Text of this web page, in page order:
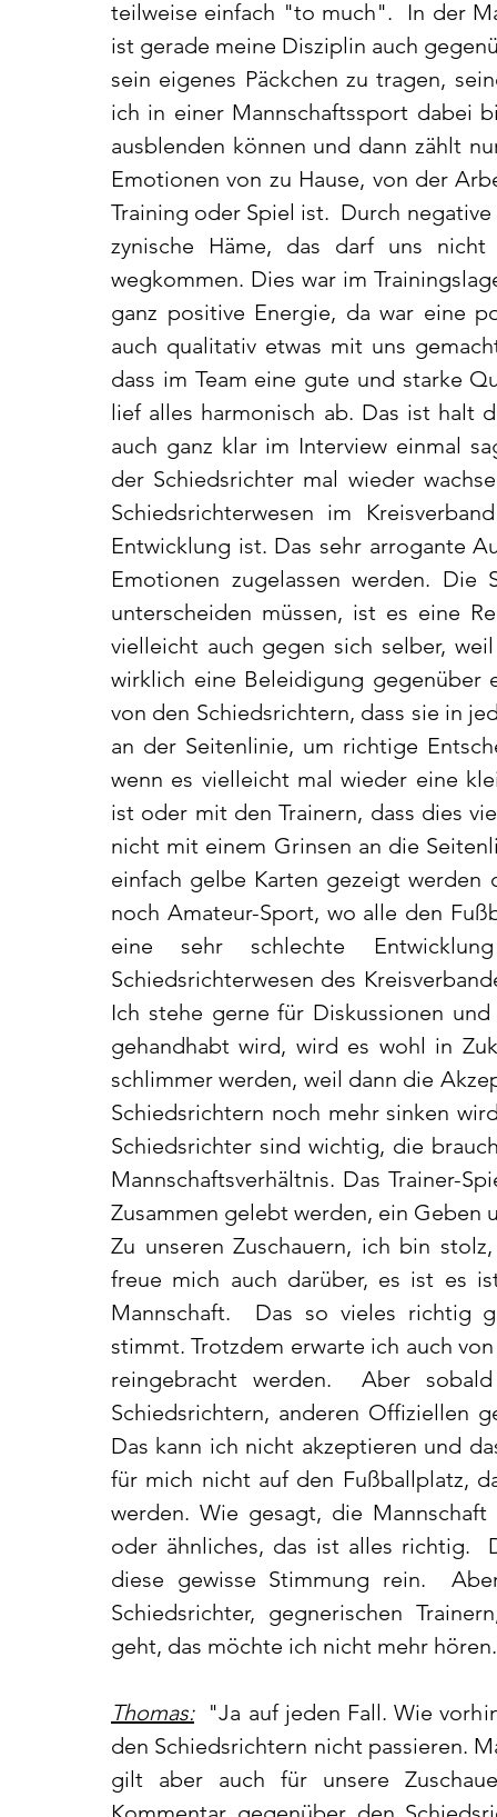
teilweise einfach "to much".  In der
ist gerade meine Disziplin auch
sein eigenes Päckchen zu tragen,
ich in einer Mannschaftssport dabei
ausblenden können und dann zählt
Emotionen von zu Hause, von der
Training oder Spiel ist.  Durch
zynische Häme, das darf uns
wegkommen. Dies war im
ganz positive Energie, da war eine
auch qualitativ etwas mit uns
dass im Team eine gute und starke
lief alles harmonisch ab. Das ist halt
auch ganz klar im Interview einmal
der Schiedsrichter mal wieder
Schiedsrichterwesen im
Entwicklung ist. Das sehr arrogante
Emotionen zugelassen werden.
unterscheiden müssen, ist es eine
vielleicht auch gegen sich selber,
wirklich eine Beleidigung gegenüber
von den Schiedsrichtern, dass sie in
an der Seitenlinie, um richtige
wenn es vielleicht mal wieder eine
ist oder mit den Trainern, dass dies
nicht mit einem Grinsen an die
einfach gelbe Karten gezeigt werden
noch Amateur-Sport, wo alle den
eine sehr schlechte
Schiedsrichterwesen des
Ich stehe gerne für Diskussionen
gehandhabt wird, wird es wohl in
schlimmer werden, weil dann die
Schiedsrichtern noch mehr sinken
Schiedsrichter sind wichtig, die
Mannschaftsverhältnis. Das Trainer-
Zusammen gelebt werden, ein
Zu unseren Zuschauern, ich bin
freue mich auch darüber, es ist es
Mannschaft.  Das so vieles richtig
stimmt. Trotzdem erwarte ich auch
reingebracht werden.  Aber
Schiedsrichtern, anderen Offiziellen
Das kann ich nicht akzeptieren und
für mich nicht auf den Fußballplatz,
werden. Wie gesagt, die
oder ähnliches, das ist alles richtig.
diese gewisse Stimmung rein.
Schiedsrichter, gegnerischen
geht, das möchte ich nicht mehr
Thomas:
"Ja auf jeden Fall. Wie
den Schiedsrichtern nicht passieren.
gilt aber auch für unsere